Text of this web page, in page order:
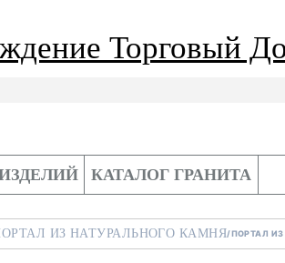
КАТАЛОГ ГРАНИТА
ИЗ НАТУРАЛЬНОГО КАМНЯ/ПОРТАЛ